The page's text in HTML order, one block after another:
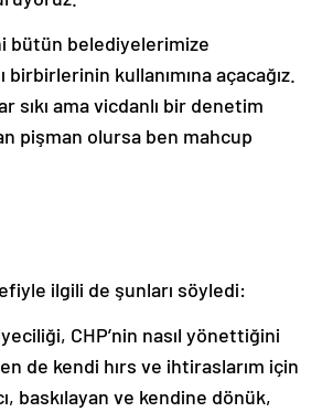
bütün belediyelerimize
kullanımına açacağız.
ama vicdanlı bir denetim
pişman olursa ben mahcup
ilgili de şunları söyledi:
CHP’nin nasıl yönettiğini
de kendi hırs ve ihtiraslarım için
baskılayan ve kendine dönük,